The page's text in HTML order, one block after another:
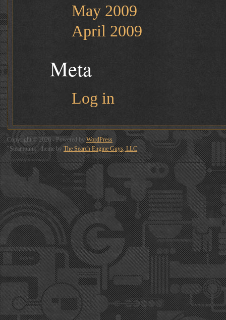
May 2009
April 2009
Meta
Log in
Copyright © 2026 - Powered byWordPress
"Steampunk" theme by The Search Engine Guys, LLC